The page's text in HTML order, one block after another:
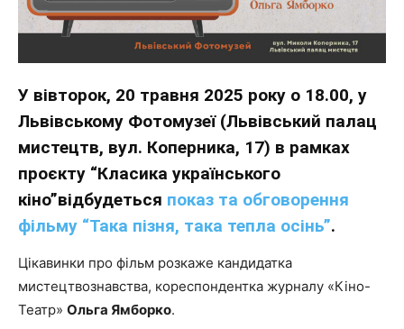
У вівторок, 20 травня 2025 року о 18.00, у
Львівському Фотомузеї (Львівський палац
мистецтв, вул. Коперника, 17) в рамках
проєкту “Класика українського
кіно”відбудеться показ та обговорення
фільму “Така пізня, така тепла осінь”.
Цікавинки про фільм розкаже кандидатка
мистецтвознавства, кореспондентка журналу «Кіно-
Театр» Ольга Ямборко.